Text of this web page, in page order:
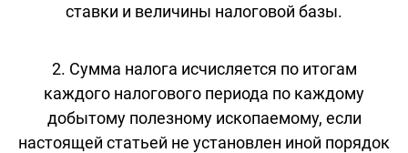
ставки и величины налоговой базы.
2. Сумма налога исчисляется по итогам
каждого налогового периода по каждому
добытому полезному ископаемому, если
настоящей статьей не установлен иной порядок